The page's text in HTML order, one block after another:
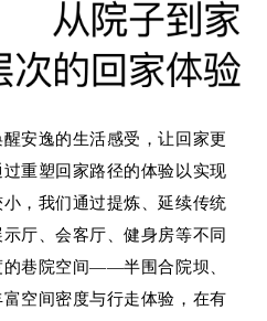
安逸的生活感受，让回家更
重塑回家路径的体验以实现
，我们通过提炼、延续传统
厅、会客厅、健身房等不同
巷院空间——半围合院坝、
空间密度与行走体验，在有